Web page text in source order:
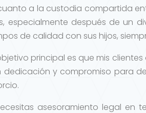
a la custodia compartida
especialmente después de un
de calidad con sus hijos,
principal es que mis
dedicación y compromiso para
asesoramiento legal en